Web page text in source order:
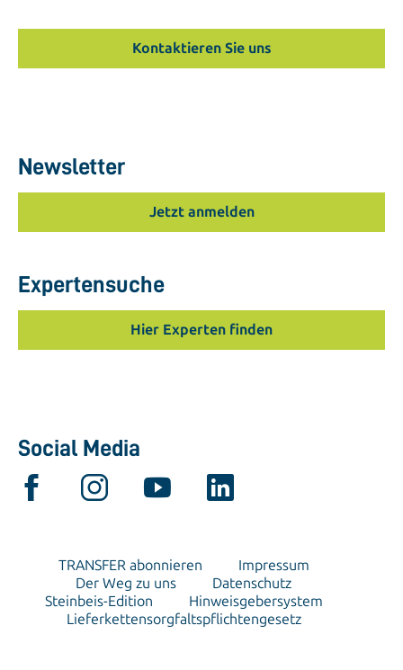
Kontaktieren Sie uns
Newsletter
Jetzt anmelden
Expertensuche
Hier Experten finden
Social Media
TRANSFER abonnieren
Impressum
Der Weg zu uns
Datenschutz
Steinbeis-Edition
Hinweisgebersystem
Lieferkettensorgfaltspflichtengesetz